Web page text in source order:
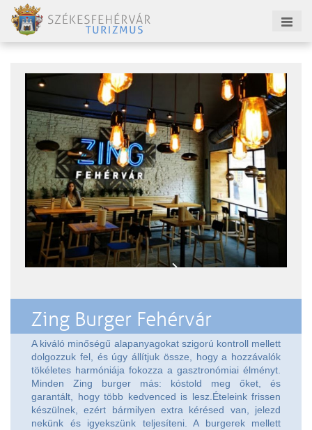
Zing Burger Fehérvár
A kiváló minőségű alapanyagokat szigorú kontroll mellett
dolgozzuk fel, és úgy állítjuk össze, hogy a hozzávalók
tökéletes harmóniája fokozza a gasztronómiai élményt.
Minden Zing burger más: kóstold meg őket, és
garantált, hogy több kedvenced is lesz.Ételeink frissen
készülnek, ezért bármilyen extra kérésed van, jelezd
nekünk és igyekszünk teljesíteni. A burgerek mellett